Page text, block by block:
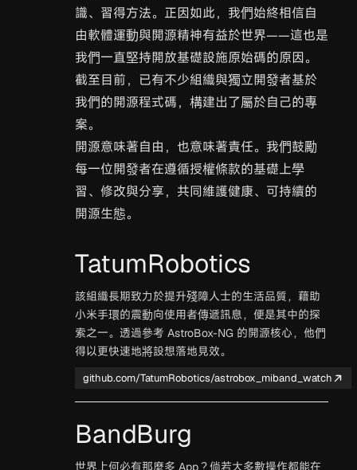
識、習得方法。正因如此，我們始終相信自
由軟體運動與開源精神有益於世界——這也是
我們一直堅持開放基礎設施原始碼的原因。
截至目前，已有不少組織與獨立開發者基於
我們的開源程式碼，構建出了屬於自己的專
案。
開源意味著自由，也意味著責任。我們鼓勵
每一位開發者在遵循授權條款的基礎上學
習、修改與分享，共同維護健康、可持續的
開源生態。
TatumRobotics
該組織長期致力於提升殘障人士的生活品質，藉助
小米手環的震動向使用者傳遞訊息，便是其中的探
索之一。透過參考 AstroBox-NG 的開源核心，他們
得以更快速地將設想落地見效。
github.com/TatumRobotics/astrobox_miband_watch
BandBurg
世界上何必有那麼多 App？倘若大多數操作都能在